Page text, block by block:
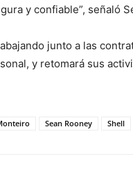
y confiable”, señaló
junto a las
y retomará sus
Sean Rooney Shell